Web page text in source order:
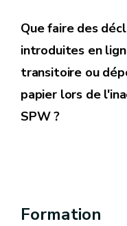
Que faire des
introduites en
transitoire ou
papier lors de
SPW ?
Formation